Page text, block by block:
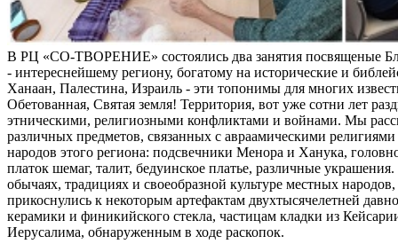
В РЦ «СО-ТВОРЕНИЕ» состоялись два занятия посвященые
- интереснейшему региону, богатому на исторические и
Ханаан, Палестина, Израиль - эти топонимы для многих
Обетованная, Святая земля! Территория, вот уже сотни лет
этническими, религиозными конфликтами и войнами. Мы
различных предметов, связанных с авраамическими религиями
народов этого региона: подсвечники Менора и Ханука,
платок шемаг, талит, бедуинское платье, различные
обычаях, традициях и своеобразной культуре местных
прикоснулись к некоторым артефактам двухтысячелетней
керамики и финикийского стекла, частицам кладки из
Иерусалима, обнаруженным в ходе раскопок.